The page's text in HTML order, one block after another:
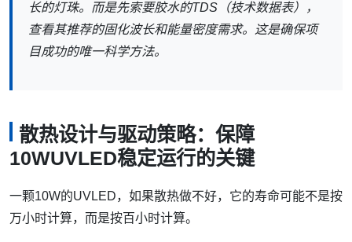
长的灯珠。而是先索要胶水的TDS（技术数据表），
查看其推荐的固化波长和能量密度需求。这是确保项
目成功的唯一科学方法。
散热设计与驱动策略：保障
10WUVLED稳定运行的关键
一颗10W的UVLED，如果散热做不好，它的寿命可能不是按
万小时计算，而是按百小时计算。